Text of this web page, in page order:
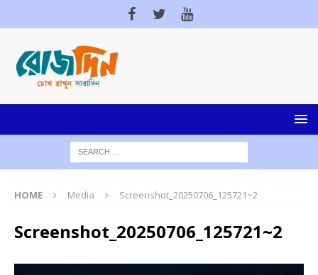
HOME Media Screenshot_20250706_125721~2
Screenshot_20250706_125721~2